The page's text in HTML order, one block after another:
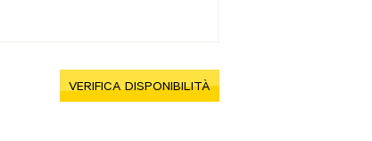
VERIFICA DISPONIBILITÀ